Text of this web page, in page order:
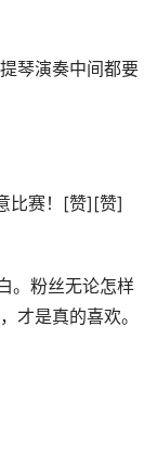
琴演奏中间都要
比赛！[赞][赞]
。粉丝无论怎样
才是真的喜欢。